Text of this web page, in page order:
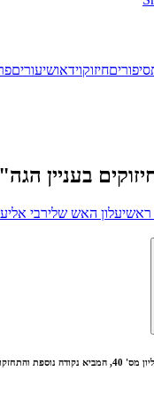
סיפוריםחיזוקוידאושיעורים
בעניין
ראשיעלון האש שלירבי
לקרוא, להוריד ולהפיץ.